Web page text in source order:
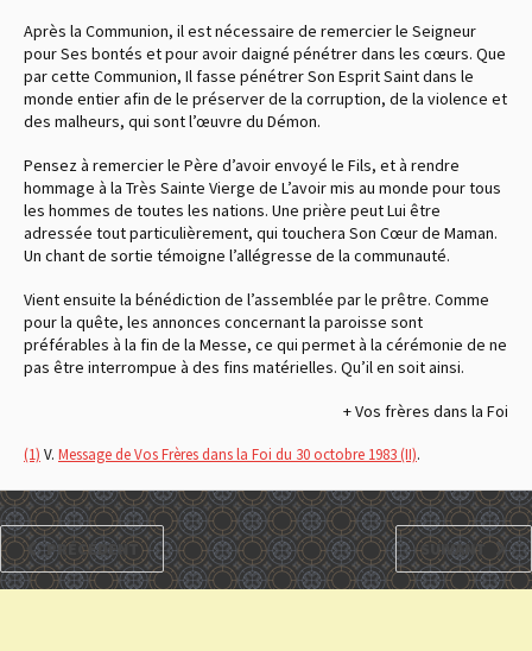
Après la Communion, il est nécessaire de remercier le Seigneur
pour Ses bontés et pour avoir daigné pénétrer dans les cœurs. Que
par cette Communion, Il fasse pénétrer Son Esprit Saint dans le
monde entier afin de le préserver de la corruption, de la violence et
des malheurs, qui sont l’œuvre du Démon.
Pensez à remercier le Père d’avoir envoyé le Fils, et à rendre
hommage à la Très Sainte Vierge de L’avoir mis au monde pour tous
les hommes de toutes les nations. Une prière peut Lui être
adressée tout particulièrement, qui touchera Son Cœur de Maman.
Un chant de sortie témoigne l’allégresse de la communauté.
Vient ensuite la bénédiction de l’assemblée par le prêtre. Comme
pour la quête, les annonces concernant la paroisse sont
préférables à la fin de la Messe, ce qui permet à la cérémonie de ne
pas être interrompue à des fins matérielles. Qu’il en soit ainsi.
+ Vos frères dans la Foi
(1) V. Message de Vos Frères dans la Foi du 30 octobre 1983 (II).
PRÉCÉDENT SUIVANT